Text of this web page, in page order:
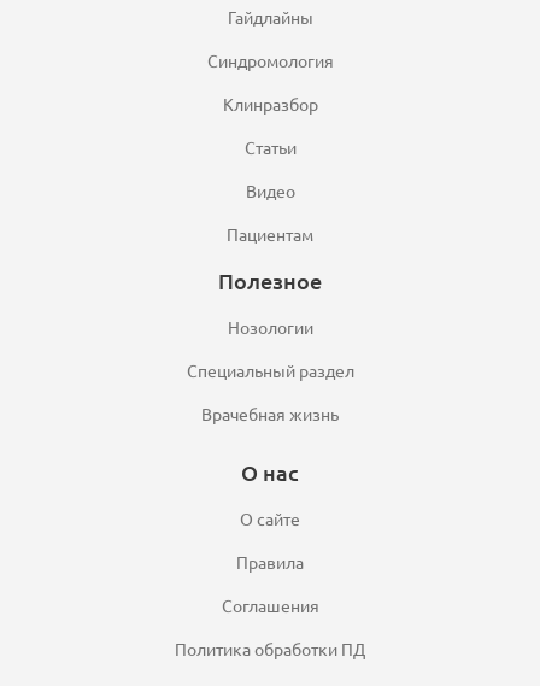
Гайдлайны
Синдромология
Клинразбор
Статьи
Видео
Пациентам
Полезное
Нозологии
Специальный раздел
Врачебная жизнь
О нас
О сайте
Правила
Соглашения
Политика обработки ПД